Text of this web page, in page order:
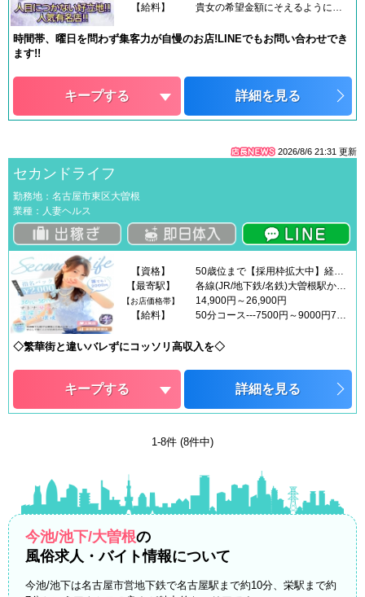
【給料】
時間帯、曜日を問わず集客力が自慢のお店!LINEでもお問い合わせでき
ます!!
キープする 詳細を見る
2026/8/6 21:31 更新
セカンドライフ
勤務地：名古屋市東区大曽根
業種：人妻ヘルス
【資格】
【最寄駅】
【お店価格帯】
14,900円～26,900円
【給料】
◇繁華街と違いバレずにコッソリ高収入を◇
キープする 詳細を見る
1-8件 (8件中)
今池/池下/大曽根の
風俗求人・バイト情報について
今池/池下は名古屋市営地下鉄で名古屋駅まで約10分、栄駅まで約